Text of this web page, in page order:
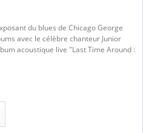
du blues de Chicago George
avec le célèbre chanteur Junior
acoustique live "Last Time Around :